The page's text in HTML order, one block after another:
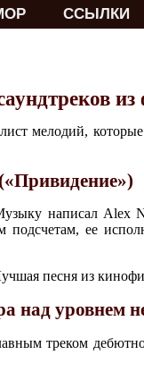
ССЫЛКИ
мелодий,
написал Alex
подсчетам, ее
песня из
над уровнем
треком